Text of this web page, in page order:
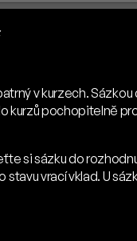
v kurzech.
kurzů pochopitelně
si sázku do
stavu vrací vklad. U